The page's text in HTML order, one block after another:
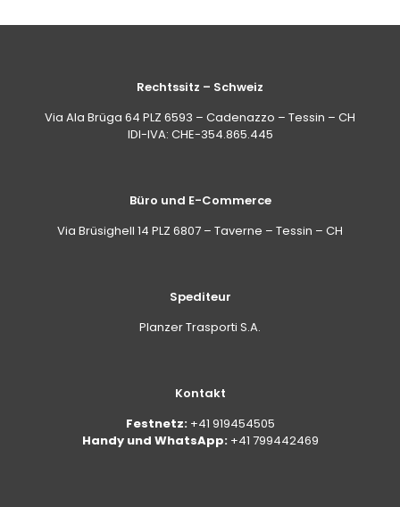
Rechtssitz – Schweiz
Via Ala Brüga 64 PLZ 6593 – Cadenazzo – Tessin – CH
IDI-IVA: CHE-354.865.445
Büro und E-Commerce
Via Brüsighell 14 PLZ 6807 – Taverne – Tessin – CH
Spediteur
Planzer Trasporti S.A.
Kontakt
Festnetz: +41 919454505
Handy und WhatsApp: +41 799442469